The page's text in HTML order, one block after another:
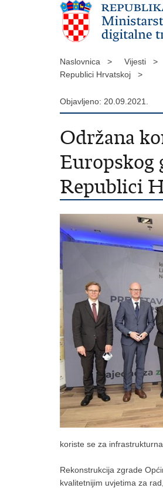
Naslovnica > Vijesti >
Republici Hrvatskoj >
Objavljeno: 20.09.2021.
Održana
Europskog
Republici
koriste se za
Rekonstrukcija zgrade
kvalitetnijim uvjetima za